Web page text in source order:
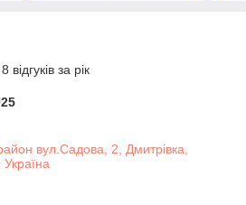
за рік
вул.Садова, 2, Дмитрівка,